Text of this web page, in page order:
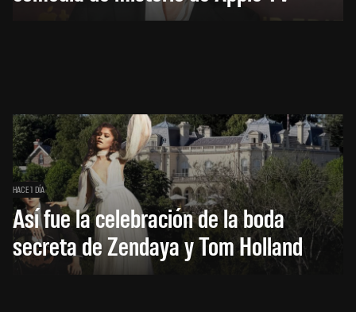
HACE 1 DÍA
Así fue la celebración de la boda
secreta de Zendaya y Tom Holland